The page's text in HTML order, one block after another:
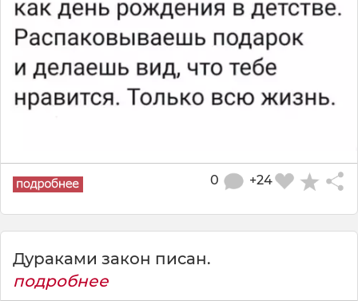
+24
0
Дураками закон писан.
подробнее